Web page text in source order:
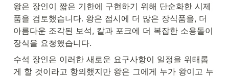
왕은 장인이 짧은 기한에 구현하기 위해 단순화한 시제
품을 검토했습니다. 왕은 접시에 더 많은 장식품을, 더
아름다운 조각된 보석, 칼과 포크에 더 복잡한 소용돌이
장식을 요청했습니다.
수석 장인은 이러한 새로운 요구사항이 일정을 위태롭
게 할 것이라고 항의했지만 왕은 그에게 누가 왕이고 누